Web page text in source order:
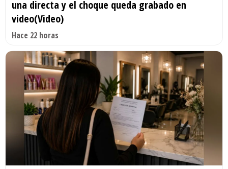
una directa y el choque queda grabado en
video(Video)
Hace 22 horas